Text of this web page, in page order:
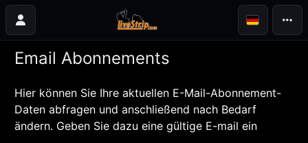
Email Abonnements
Hier können Sie Ihre aktuellen E-Mail-Abonnement-
Daten abfragen und anschließend nach Bedarf
ändern. Geben Sie dazu eine gültige E-mail ein